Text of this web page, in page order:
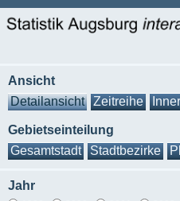
Ansicht
Detailansicht
Zeitreihe
Gebietseinteilung
Gesamtstadt
Stadtbezirke
Jahr